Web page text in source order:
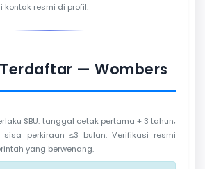
kontak resmi di profil.
— Wombers
SBU: tanggal cetak pertama + 3 tahun;
perkiraan ≤3 bulan. Verifikasi resmi
yang berwenang.